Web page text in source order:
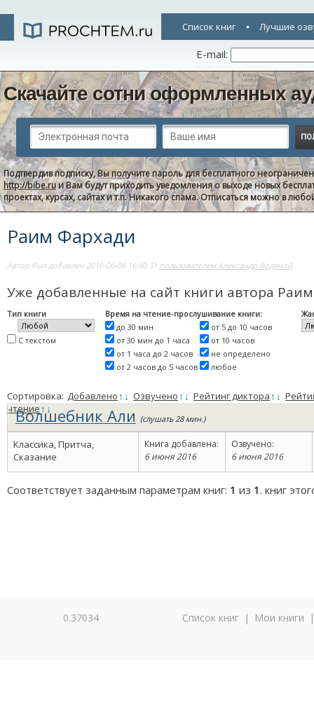
Список книг Лучшие
E-mail:
Скачайте сотни оформленных
Подтвердив подписку, Вы получите пароль для бесплатного
http://bibe.ruи Вам будут приходить уведомления о выходе новых
проектах, курсах, сайтах и т.п. Никакого спама. Отписаться можно в
Раим Фархади
Автор был добавлен 2016-06-06 16:40:31 пользователем Александр Водяной..
Уже добавленные на сайт книги автора
Тип книги
С текстом
Время на чтение-прослушивание книги:
до 30 мин
от 30 мин до 1 часа
от 1 часа до 2 часов
от 2 часов до 5 часов
от 5 до 10 часов
от 10 часов
не определено
любое
Сортировка: Добавлено↑ ↓ Озвучено↑ ↓ Рейтинг диктора↑ ↓
чтение↑↓
Волшебник Али (слушать 28 мин.)
Классика, Притча,
Сказание
Книга добавлена:
6 июня 2016
Озвучено:
6 июня 2016
Соответствует заданным параметрам книг: 1 из 1. книг
0.37034 Список книг | Мои книги |